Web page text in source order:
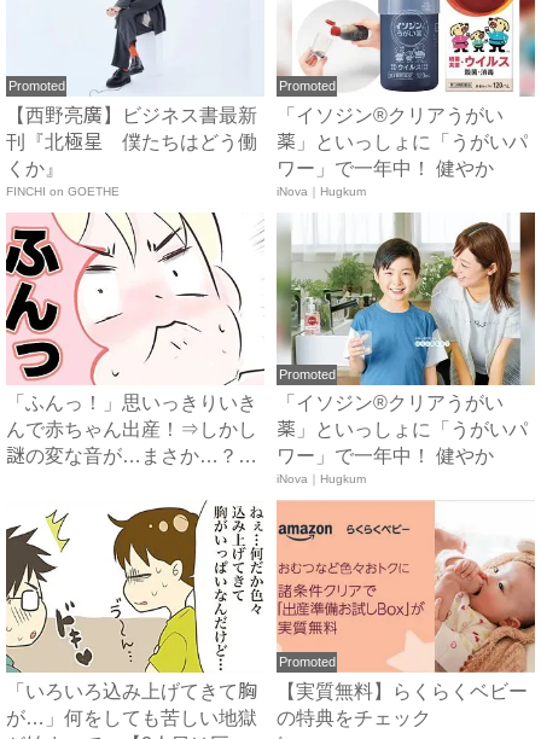
Promoted
【西野亮廣】ビジネス書最新
刊『北極星 僕たちはどう働
くか』
FINCHI on GOETHE
Promoted
「イソジン®クリアうがい
薬」といっしょに「うがいパ
ワー」で一年中！ 健やか
iNova｜Hugkum
「ふんっ！」思いっきりいき
んで赤ちゃん出産！⇒しかし
謎の変な音が…まさか…？#
Promoted
「イソジン®クリアうがい
薬」といっしょに「うがいパ
ワー」で一年中！ 健やか
iNova｜Hugkum
「いろいろ込み上げてきて胸
が…」何をしても苦しい地獄
Promoted
【実質無料】らくらくベビー
の特典をチェック